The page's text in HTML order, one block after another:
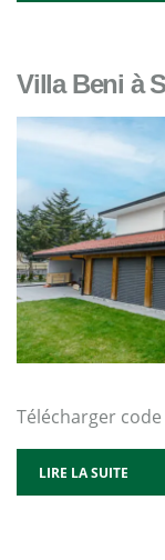
Villa Beni à
Télécharger code
LIRE LA SUITE